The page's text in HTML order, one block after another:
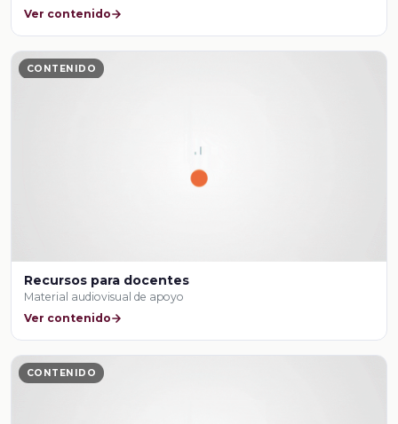
Ver contenido
CONTENIDO
Recursos para docentes
Material audiovisual de apoyo
Ver contenido
CONTENIDO